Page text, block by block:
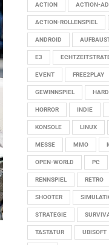
ACTION ACTION-
ACTION-ROLLENSPIEL
ANDROID
E3
EVENT FREE2PLAY
GEWINNSPIEL
HORROR INDIE
KONSOLE LINUX
MESSE MMO
OPEN-WORLD PC
RENNSPIEL RETRO
SHOOTER
STRATEGIE
TASTATUR UBISOFT